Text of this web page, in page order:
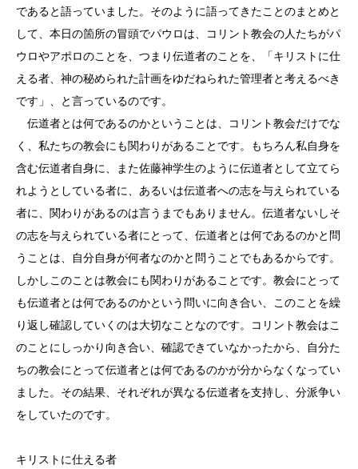
であると語っていました。そのように語ってきたことのまとめと
して、本日の箇所の冒頭でパウロは、コリント教会の人たちがパ
ウロやアポロのことを、つまり伝道者のことを、「キリストに仕
える者、神の秘められた計画をゆだねられた管理者と考えるべき
です」、と言っているのです。
伝道者とは何であるのかということは、コリント教会だけでな
く、私たちの教会にも関わりがあることです。もちろん私自身を
含む伝道者自身に、また佐藤神学生のように伝道者として立てら
れようとしている者に、あるいは伝道者への志を与えられている
者に、関わりがあるのは言うまでもありません。伝道者ないしそ
の志を与えられている者にとって、伝道者とは何であるのかと問
うことは、自分自身が何者なのかと問うことでもあるからです。
しかしこのことは教会にも関わりがあることです。教会にとって
も伝道者とは何であるのかという問いに向き合い、このことを繰
り返し確認していくのは大切なことなのです。コリント教会はこ
のことにしっかり向き合い、確認できていなかったから、自分た
ちの教会にとって伝道者とは何であるのかが分からなくなってい
ました。その結果、それぞれが異なる伝道者を支持し、分派争い
をしていたのです。
キリストに仕える者